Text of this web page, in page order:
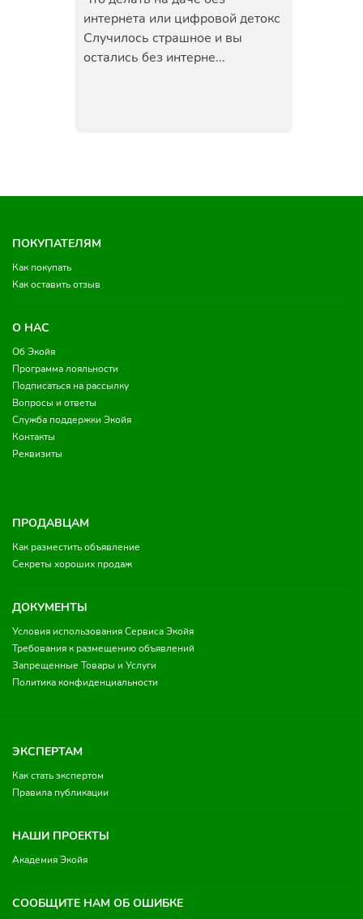
интернета или цифровой детокс
Случилось страшное и вы
остались без интерне...
ПОКУПАТЕЛЯМ
Как покупать
Как оставить отзыв
О НАС
Об Экойя
Программа лояльности
Подписаться на рассылку
Вопросы и ответы
Служба поддержки Экойя
Контакты
Реквизиты
ПРОДАВЦАМ
Как разместить объявление
Секреты хороших продаж
ДОКУМЕНТЫ
Условия использования Сервиса Экойя
Требования к размещению объявлений
Запрещенные Товары и Услуги
Политика конфиденциальности
ЭКСПЕРТАМ
Как стать экспертом
Правила публикации
НАШИ ПРОЕКТЫ
Академия Экойя
СООБЩИТЕ НАМ ОБ ОШИБКЕ